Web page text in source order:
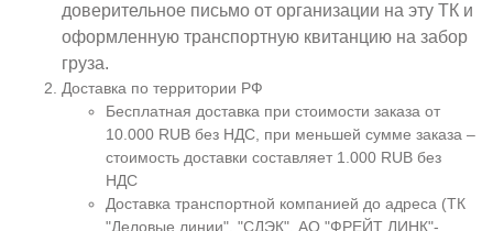
доверительное письмо от организации на эту ТК и
оформленную транспортную квитанцию на забор
груза.
Доставка по территории РФ
Бесплатная доставка при стоимости заказа от
10.000 RUB без НДС, при меньшей сумме заказа –
стоимость доставки составляет 1.000 RUB без
НДС
Доставка транспортной компанией до адреса (ТК
"Деловые линии", "СДЭК", АО "ФРЕЙТ ЛИНК"-